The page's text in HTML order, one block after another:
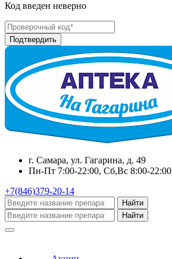
Код введен неверно
г. Самара, ул. Гагарина, д. 49
Пн-Пт 7:00-22:00, Сб,Вс 8:00-22:00
+7(846)379-20-14
Найти
Найти